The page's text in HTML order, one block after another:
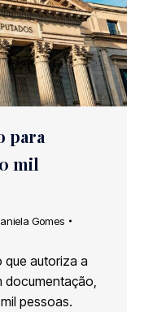
para
mil
Gomes
que autoriza a
documentação,
pessoas.